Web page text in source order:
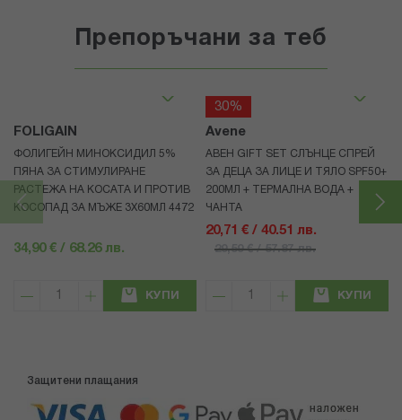
Препоръчани за теб
FOLIGAIN
ФОЛИГЕЙН МИНОКСИДИЛ 5%
ПЯНА ЗА СТИМУЛИРАНЕ
РАСТЕЖА НА КОСАТА И ПРОТИВ
КОСОПАД ЗА МЪЖЕ 3X60МЛ 4472
34,90 € / 68.26 лв.
КУПИ
30%
Avene
АВЕН GIFT SET СЛЪНЦЕ СПРЕЙ
ЗА ДЕЦА ЗА ЛИЦЕ И ТЯЛО SPF50+
200МЛ + ТЕРМАЛНА ВОДА +
ЧАНТА
20,71 € / 40.51 лв.
29,59 € / 57.87 лв.
КУПИ
Защитени плащания